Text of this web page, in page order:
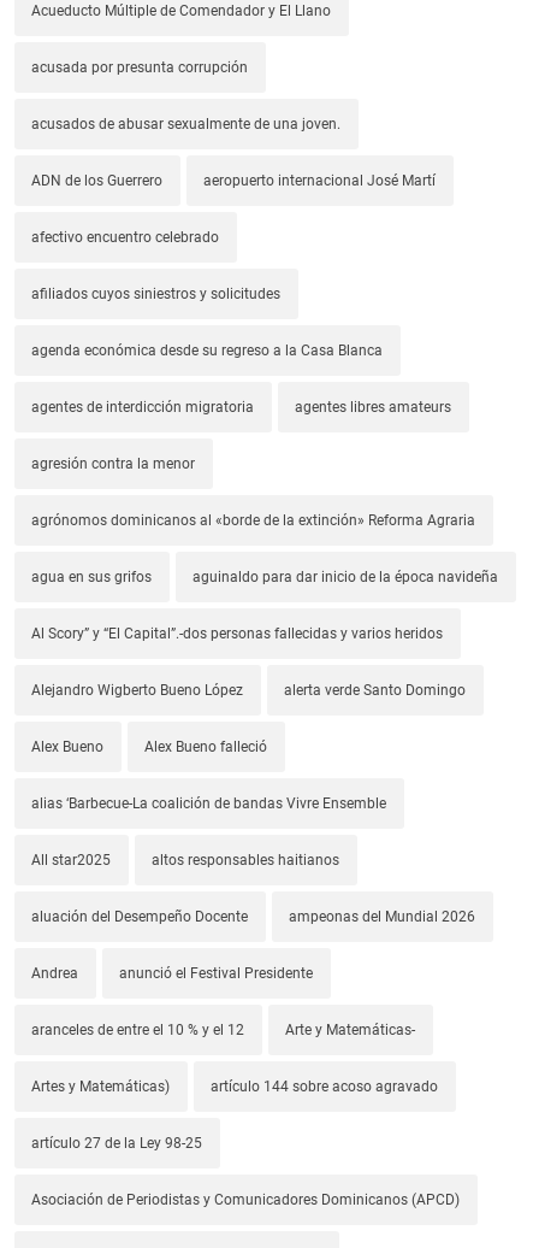
Acueducto Múltiple de Comendador y El Llano
acusada por presunta corrupción
acusados de abusar sexualmente de una joven.
ADN de los Guerrero aeropuerto internacional José Martí
afectivo encuentro celebrado
afiliados cuyos siniestros y solicitudes
agenda económica desde su regreso a la Casa Blanca
agentes de interdicción migratoria agentes libres amateurs
agresión contra la menor
agrónomos dominicanos al «borde de la extinción» Reforma Agraria
agua en sus grifos aguinaldo para dar inicio de la época navideña
Al Scory” y “El Capital”.-dos personas fallecidas y varios heridos
Alejandro Wigberto Bueno López alerta verde Santo Domingo
Alex Bueno Alex Bueno falleció
alias ‘Barbecue-La coalición de bandas Vivre Ensemble
All star2025 altos responsables haitianos
aluación del Desempeño Docente ampeonas del Mundial 2026
Andrea anunció el Festival Presidente
aranceles de entre el 10 % y el 12 Arte y Matemáticas-
Artes y Matemáticas) artículo 144 sobre acoso agravado
artículo 27 de la Ley 98-25
Asociación de Periodistas y Comunicadores Dominicanos (APCD)